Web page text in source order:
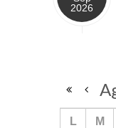
2026
L M